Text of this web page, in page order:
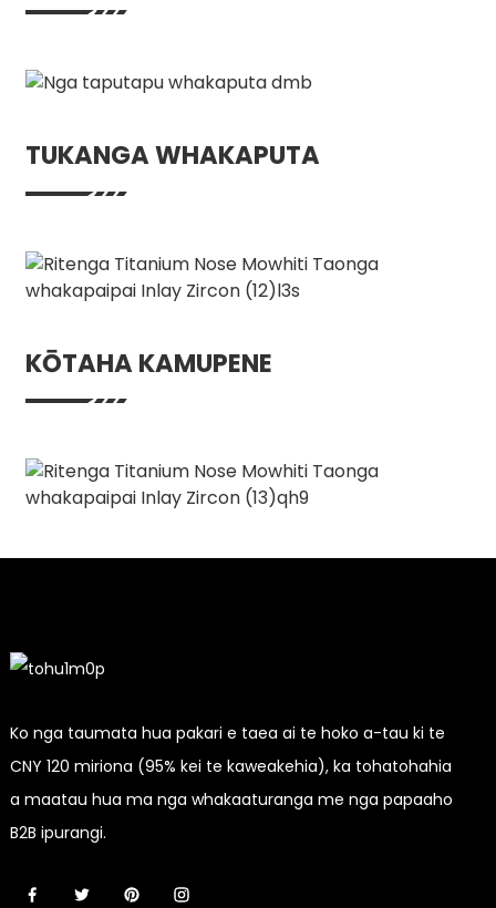
TUKANGA WHAKAPUTA
KŌTAHA KAMUPENE
Ko nga taumata hua pakari e taea ai te hoko a-tau ki te
CNY 120 miriona (95% kei te kaweakehia), ka tohatohahia
a maatau hua ma nga whakaaturanga me nga papaaho
B2B ipurangi.